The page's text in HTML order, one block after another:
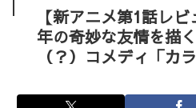
【新アニメ第1話レ
年の奇妙な友情を描
（？）コメディ「カ